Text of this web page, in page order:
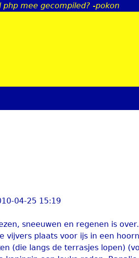
Jump to navigation
php mee gecompiled? -pokon
04-25 15:19
sneeuwen en regenen is
vijvers plaats voor ijs in een
(die langs de terrasjes lopen)